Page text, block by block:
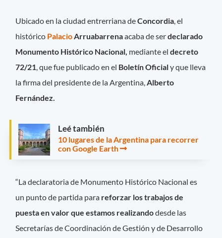
Ubicado en la ciudad entrerriana deConcordia , el
histórico Palacio Arruabarrenaacaba de serdeclarado
Monumento Histórico Nacional, mediante eldecreto
72/21 , que fue publicado en el Boletín Oficialy que lleva
la firma del presidente de la Argentina, Alberto
Fernández.
Leé también
10 lugares de la Argentina para recorrer
con Google Earth
“La declaratoria de Monumento Histórico Nacional es
un punto de partida para reforzar los trabajos de
puesta en valor que estamos realizandodesde las
Secretarías de Coordinación de Gestión y de Desarrollo